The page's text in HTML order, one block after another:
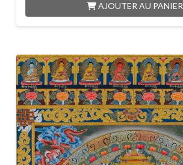
AJOUTER AU PANIER